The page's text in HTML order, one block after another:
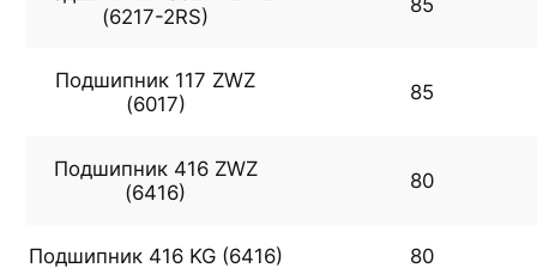
(6217-2RS)
Подшипник 117 ZWZ
(6017)
85
Подшипник 416 ZWZ
(6416)
80
Подшипник 416 KG (6416) 80